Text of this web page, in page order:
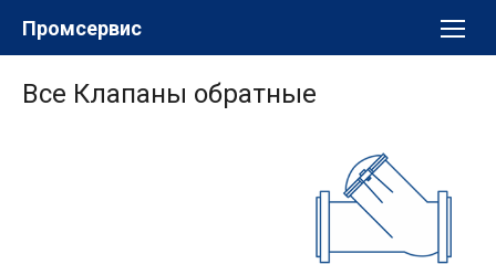
Промсервис
Все Клапаны обратные